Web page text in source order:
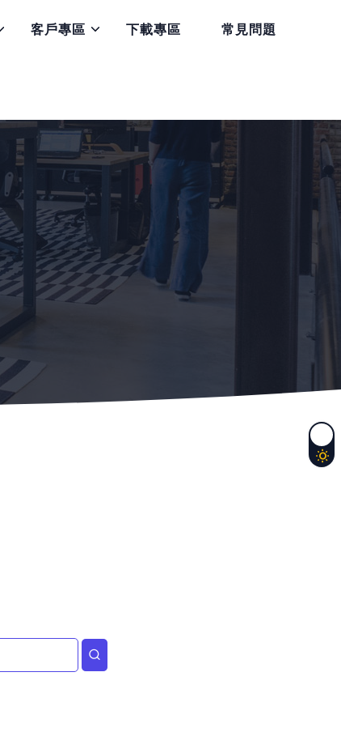
客戶專區 下載專區 常見問題